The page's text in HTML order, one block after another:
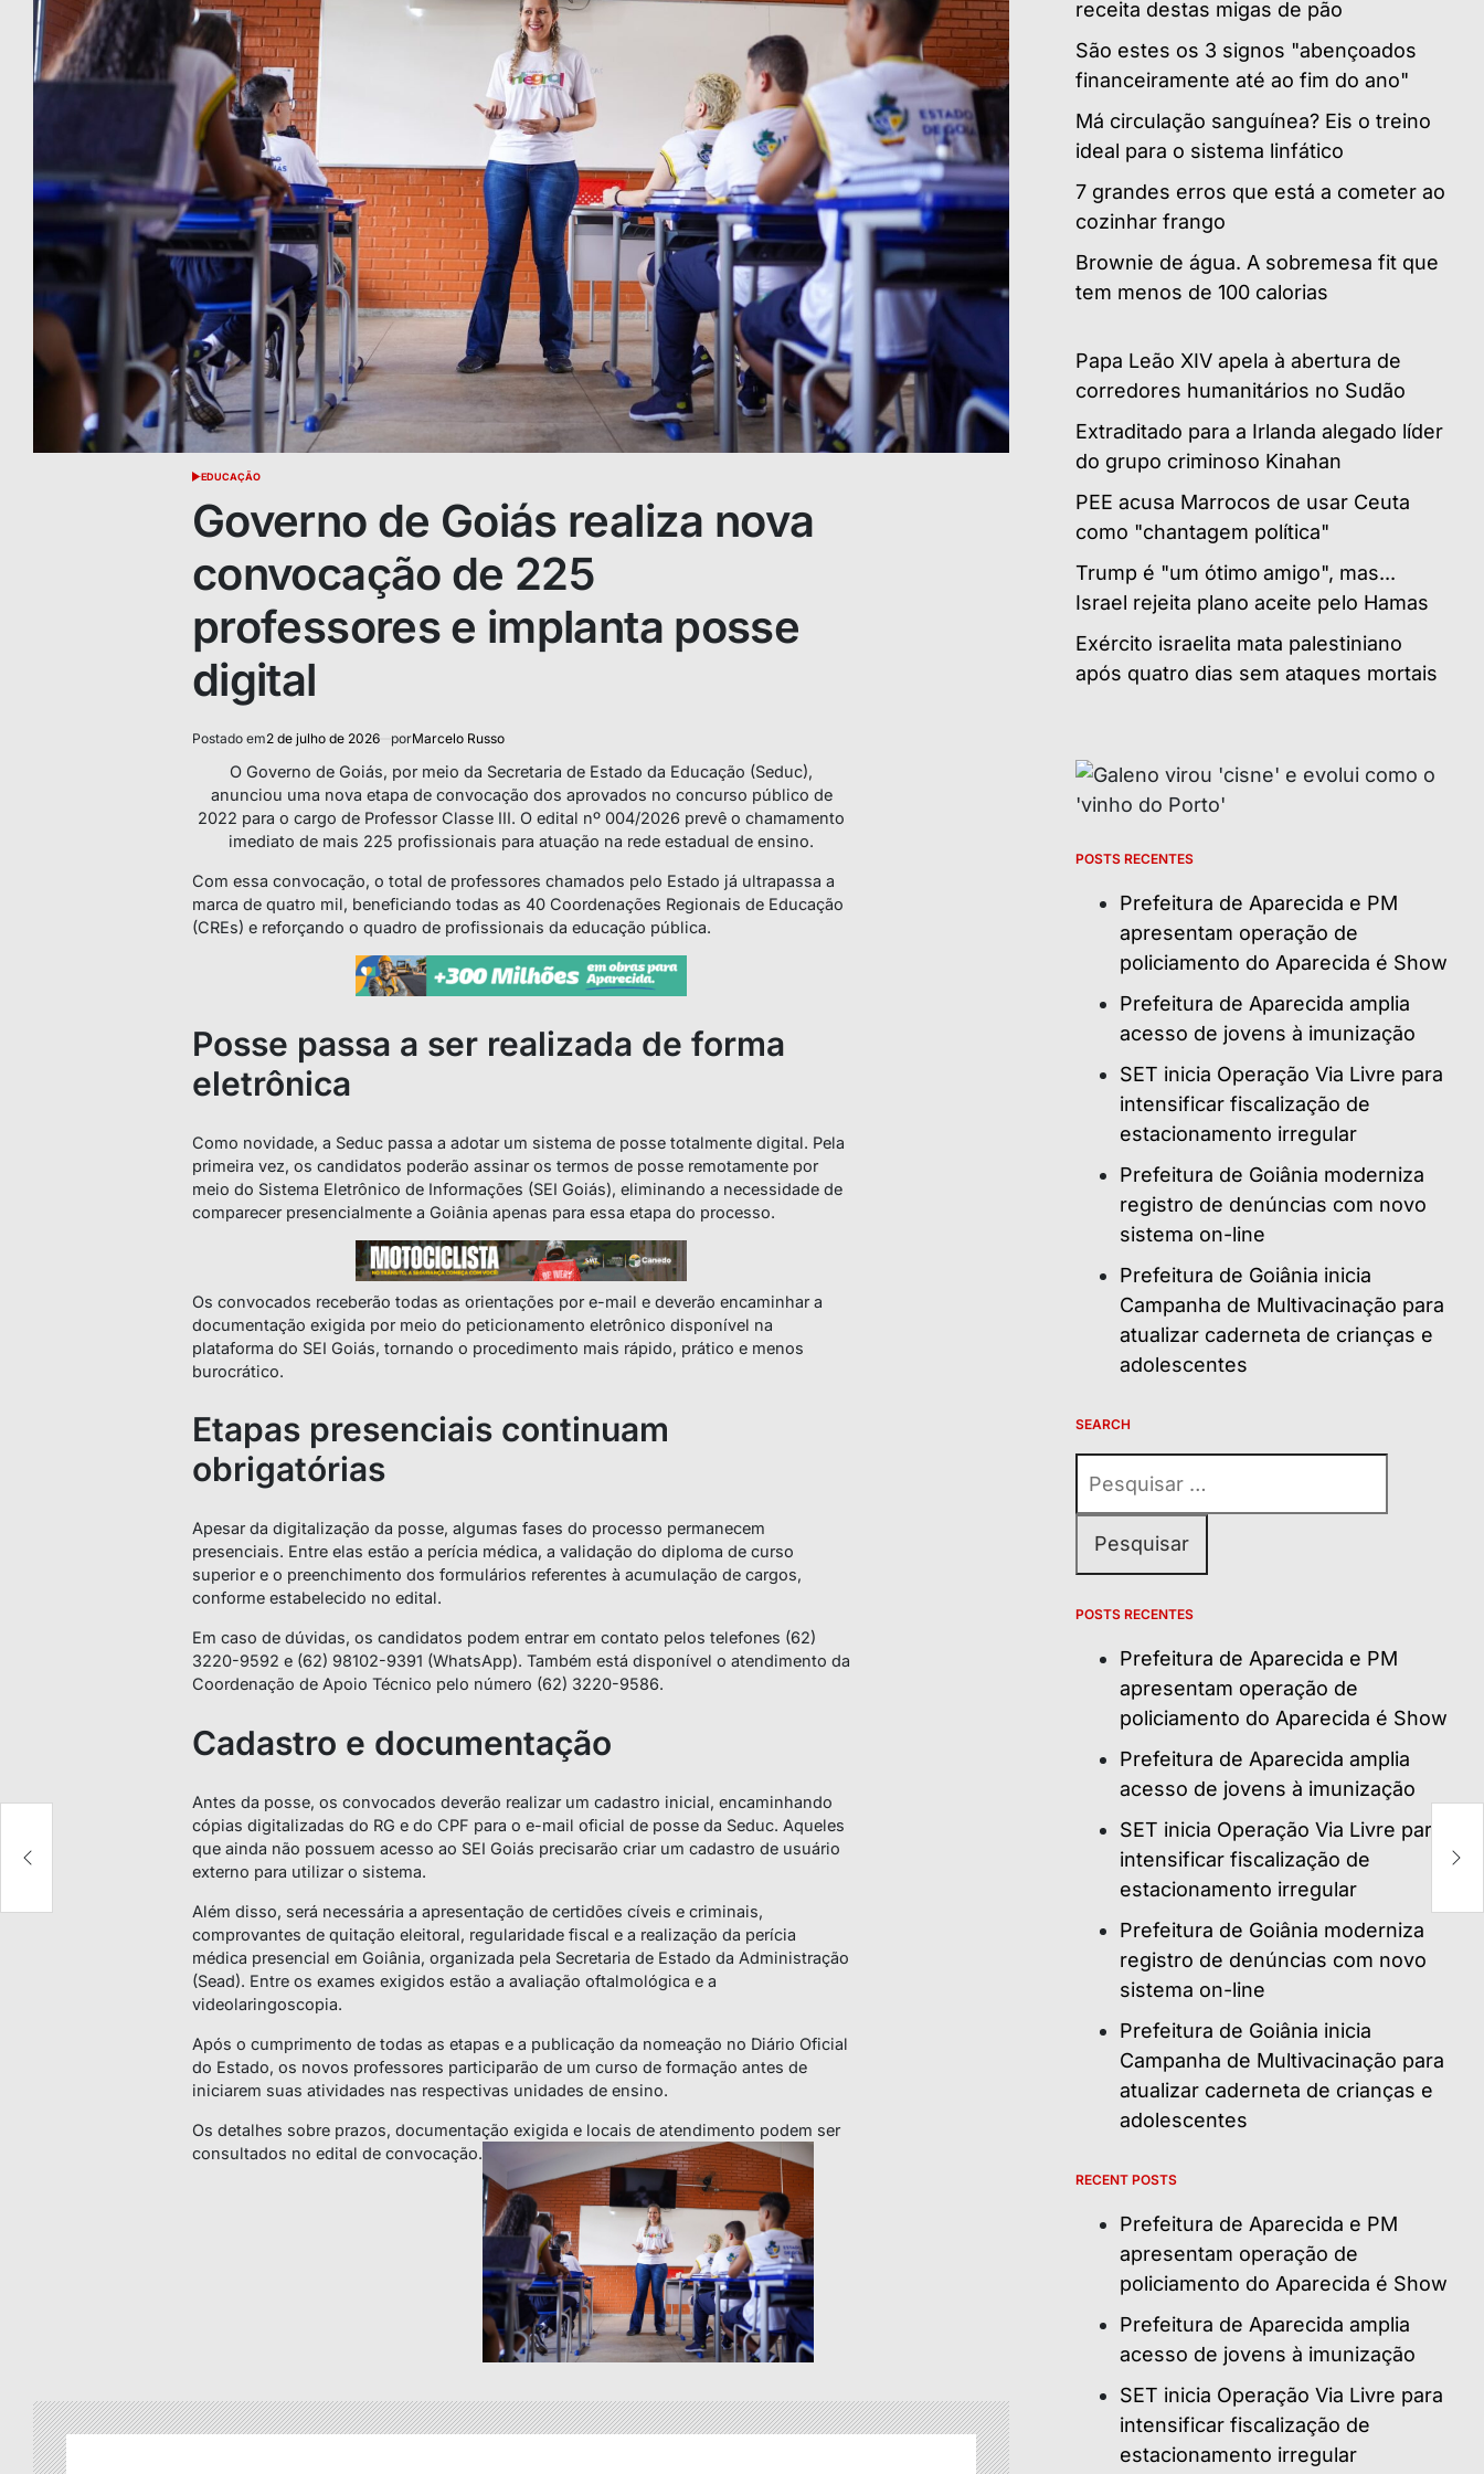
POSTED
EDUCAÇÃO
Governo de Goiás realiza nova
convocação de 225
professores e implanta posse
digital
Postado em2 de julho de 2026 porMarcelo Russo
O Governo de Goiás, por meio da Secretaria de Estado da Educação (Seduc),
anunciou uma nova etapa de convocação dos aprovados no concurso público de
2022 para o cargo de Professor Classe III. O edital nº 004/2026 prevê o chamamento
imediato de mais 225 profissionais para atuação na rede estadual de ensino.
Com essa convocação, o total de professores chamados pelo Estado já ultrapassa a
marca de quatro mil, beneficiando todas as 40 Coordenações Regionais de Educação
(CREs) e reforçando o quadro de profissionais da educação pública.
Posse passa a ser realizada de forma
eletrônica
Como novidade, a Seduc passa a adotar um sistema de posse totalmente digital. Pela
primeira vez, os candidatos poderão assinar os termos de posse remotamente por
meio do Sistema Eletrônico de Informações (SEI Goiás), eliminando a necessidade de
comparecer presencialmente a Goiânia apenas para essa etapa do processo.
Os convocados receberão todas as orientações por e-mail e deverão encaminhar a
documentação exigida por meio do peticionamento eletrônico disponível na
plataforma do SEI Goiás, tornando o procedimento mais rápido, prático e menos
burocrático.
Etapas presenciais continuam
obrigatórias
Apesar da digitalização da posse, algumas fases do processo permanecem
presenciais. Entre elas estão a perícia médica, a validação do diploma de curso
superior e o preenchimento dos formulários referentes à acumulação de cargos,
conforme estabelecido no edital.
Em caso de dúvidas, os candidatos podem entrar em contato pelos telefones (62)
3220-9592 e (62) 98102-9391 (WhatsApp). Também está disponível o atendimento da
Coordenação de Apoio Técnico pelo número (62) 3220-9586.
Cadastro e documentação
Antes da posse, os convocados deverão realizar um cadastro inicial, encaminhando
cópias digitalizadas do RG e do CPF para o e-mail oficial de posse da Seduc. Aqueles
que ainda não possuem acesso ao SEI Goiás precisarão criar um cadastro de usuário
externo para utilizar o sistema.
Além disso, será necessária a apresentação de certidões cíveis e criminais,
comprovantes de quitação eleitoral, regularidade fiscal e a realização da perícia
médica presencial em Goiânia, organizada pela Secretaria de Estado da Administração
(Sead). Entre os exames exigidos estão a avaliação oftalmológica e a
videolaringoscopia.
Após o cumprimento de todas as etapas e a publicação da nomeação no Diário Oficial
do Estado, os novos professores participarão de um curso de formação antes de
iniciarem suas atividades nas respectivas unidades de ensino.
Os detalhes sobre prazos, documentação exigida e locais de atendimento podem ser
consultados no edital de convocação.
receita destas migas de pão
São estes os 3 signos "abençoados
financeiramente até ao fim do ano"
Má circulação sanguínea? Eis o treino
ideal para o sistema linfático
7 grandes erros que está a cometer ao
cozinhar frango
Brownie de água. A sobremesa fit que
tem menos de 100 calorias
Papa Leão XIV apela à abertura de
corredores humanitários no Sudão
Extraditado para a Irlanda alegado líder
do grupo criminoso Kinahan
PEE acusa Marrocos de usar Ceuta
como "chantagem política"
Trump é "um ótimo amigo", mas...
Israel rejeita plano aceite pelo Hamas
Exército israelita mata palestiniano
após quatro dias sem ataques mortais
POSTS RECENTES
Prefeitura de Aparecida e PM
apresentam operação de
policiamento do Aparecida é Show
Prefeitura de Aparecida amplia
acesso de jovens à imunização
SET inicia Operação Via Livre para
intensificar fiscalização de
estacionamento irregular
Prefeitura de Goiânia moderniza
registro de denúncias com novo
sistema on-line
Prefeitura de Goiânia inicia
Campanha de Multivacinação para
atualizar caderneta de crianças e
adolescentes
SEARCH
por:
POSTS RECENTES
Prefeitura de Aparecida e PM
apresentam operação de
policiamento do Aparecida é Show
Prefeitura de Aparecida amplia
acesso de jovens à imunização
SET inicia Operação Via Livre para
intensificar fiscalização de
estacionamento irregular
Prefeitura de Goiânia moderniza
registro de denúncias com novo
sistema on-line
Prefeitura de Goiânia inicia
Campanha de Multivacinação para
atualizar caderneta de crianças e
adolescentes
RECENT POSTS
Prefeitura de Aparecida e PM
apresentam operação de
policiamento do Aparecida é Show
Prefeitura de Aparecida amplia
acesso de jovens à imunização
SET inicia Operação Via Livre para
intensificar fiscalização de
estacionamento irregular